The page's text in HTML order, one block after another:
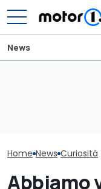
News
Home News Curiosità
Abbiamo